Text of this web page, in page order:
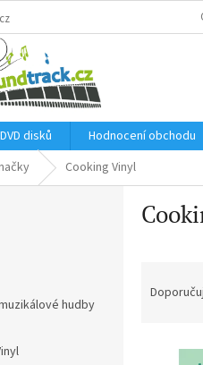
disků Hodnocení obchodu
Cooking Vinyl
hudby